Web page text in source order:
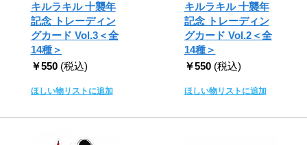
キルラキル 十襲年
記念 トレーディン
グカード Vol.3＜全
14種＞
￥550 (税込)
ほしい物リストに追加
キルラキル 十襲年
記念 トレーディン
グカード Vol.2＜全
14種＞
￥550 (税込)
ほしい物リストに追加